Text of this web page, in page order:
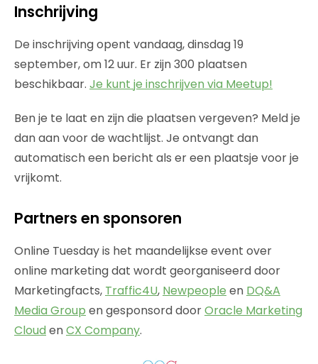
Inschrijving
De inschrijving opent vandaag, dinsdag 19
september, om 12 uur. Er zijn 300 plaatsen
beschikbaar. Je kunt je inschrijven via Meetup!
Ben je te laat en zijn die plaatsen vergeven? Meld je
dan aan voor de wachtlijst. Je ontvangt dan
automatisch een bericht als er een plaatsje voor je
vrijkomt.
Partners en sponsoren
Online Tuesday is het maandelijkse event over
online marketing dat wordt georganiseerd door
Marketingfacts, Traffic4U, Newpeople en DQ&A
Media Group en gesponsord doorOracle Marketing
Cloud enCX Company.